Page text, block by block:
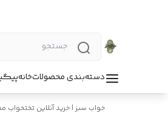
دسته‌بندی محصولاتخانه
خواب سبز | خرید آنلاین